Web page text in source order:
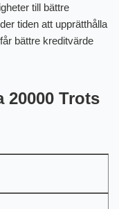
till bättre
tiden att upprätthålla
bättre kreditvärde
20000 Trots